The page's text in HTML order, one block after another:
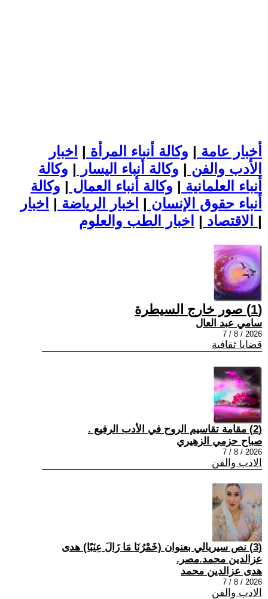
أخبار عامة | وكالة أنباء المرأة | اخبار
الأدب والفن | وكالة أنباء اليسار | وكالة
أنباء العلمانية | وكالة أنباء العمال | وكالة
أنباء حقوق الإنسان | اخبار الرياضة | اخبار
الاقتصاد | |
(1) صور خارج السيطرة
سامي عبد العال
2026 / 8 / 7
قضايا ثقافية
(2) مقامة تقاسيم الروح في الأدب الرفيع .
صباح حزمي الزهيري
2026 / 8 / 7
الادب والفن
(3) نص سيريالي بعنوان (خَمْرُنَا مَا زَالَ عِنَبًا) هدى
عزالدين محمد.مصر.
هدى عزالدين محمد
2026 / 8 / 7
الادب والفن